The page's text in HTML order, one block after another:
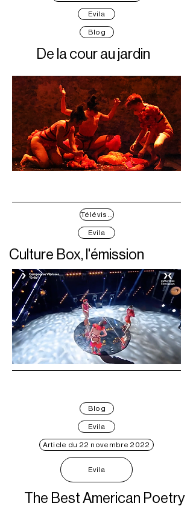
Evila
Blog
De la cour au jardin
Télévision
Evila
Culture Box, l'émission
Blog
Evila
Article du 22 novembre 2022
Evila
The Best American Poetry